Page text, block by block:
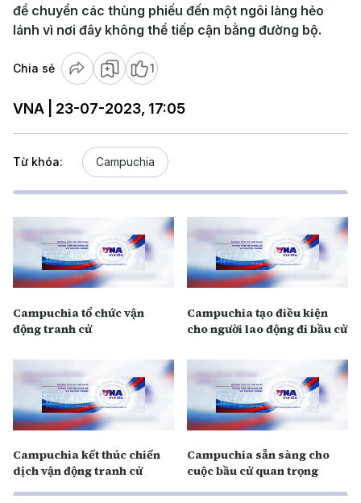
để chuyển các thùng phiếu đến một ngôi làng hẻo
lánh vì nơi đây không thể tiếp cận bằng đường bộ.
Chia sẻ 1
VNA | 23-07-2023, 17:05
Từ khóa: Campuchia
Campuchia tổ chức vận
động tranh cử
Campuchia tạo điều kiện
cho người lao động đi bầu cử
Campuchia kết thúc chiến
dịch vận động tranh cử
Campuchia sẵn sàng cho
cuộc bầu cử quan trọng